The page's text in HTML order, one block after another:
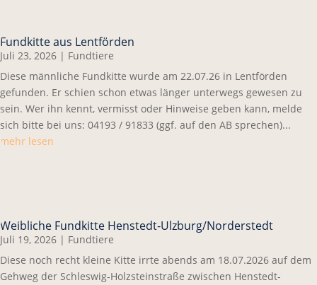
Fundkitte aus Lentförden
Juli 23, 2026 | Fundtiere
Diese männliche Fundkitte wurde am 22.07.26 in Lentförden
gefunden. Er schien schon etwas länger unterwegs gewesen zu
sein. Wer ihn kennt, vermisst oder Hinweise geben kann, melde
sich bitte bei uns: 04193 / 91833 (ggf. auf den AB sprechen)...
mehr lesen
Weibliche Fundkitte Henstedt-Ulzburg/Norderstedt
Juli 19, 2026 | Fundtiere
Diese noch recht kleine Kitte irrte abends am 18.07.2026 auf dem
Gehweg der Schleswig-Holzsteinstraße zwischen Henstedt-